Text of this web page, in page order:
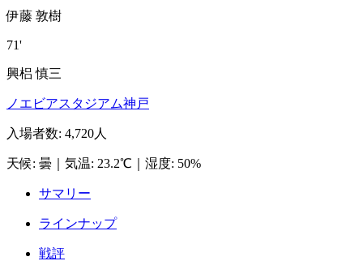
伊藤 敦樹
71'
興梠 慎三
ノエビアスタジアム神戸
入場者数: 4,720人
天候: 曇 気温: 23.2℃ 湿度: 50%
サマリー
ラインナップ
戦評